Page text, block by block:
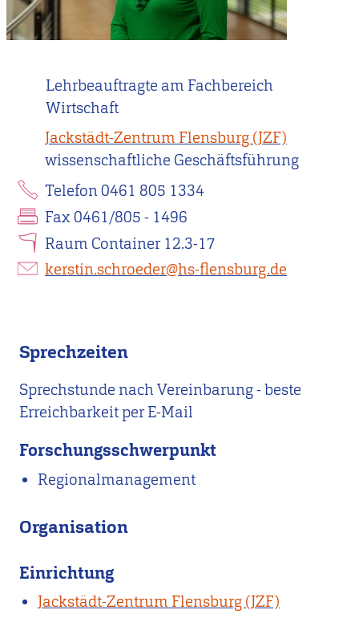
Lehrbeauftragte am Fachbereich
Wirtschaft
Jackstädt-Zentrum Flensburg (JZF)
wissenschaftliche Geschäftsführung
Telefon 0461 805 1334
Fax 0461/805 - 1496
Raum Container 12.3-17
kerstin.schroeder@hs-flensburg.de
Sprechzeiten
Sprechstunde nach Vereinbarung - beste
Erreichbarkeit per E-Mail
Forschungsschwerpunkt
Regionalmanagement
Organisation
Einrichtung
Jackstädt-Zentrum Flensburg (JZF)